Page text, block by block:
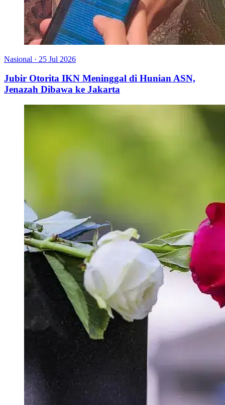
Nasional · 25 Jul 2026
Jubir Otorita IKN Meninggal di Hunian ASN,
Jenazah Dibawa ke Jakarta